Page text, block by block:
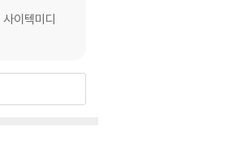
이텍미디